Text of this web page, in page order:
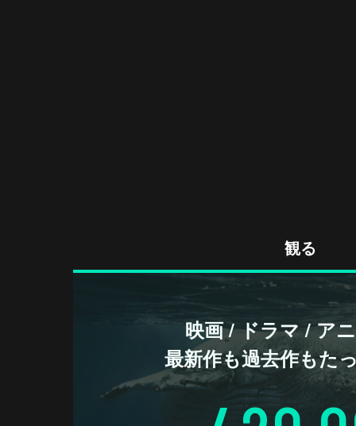
観る
映画 / ドラマ / ア
最新作も過去作もた